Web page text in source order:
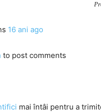
16 ani ago
to post comments
mai întâi pentru a